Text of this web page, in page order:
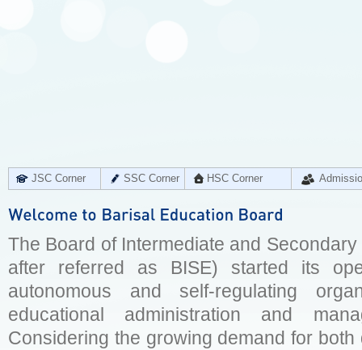
JSC Corner SSC Corner HSC Corner
The Board of Intermediate and
after referred as BISE) started its
autonomous and self-regulating
educational administration and
Considering the growing demand for